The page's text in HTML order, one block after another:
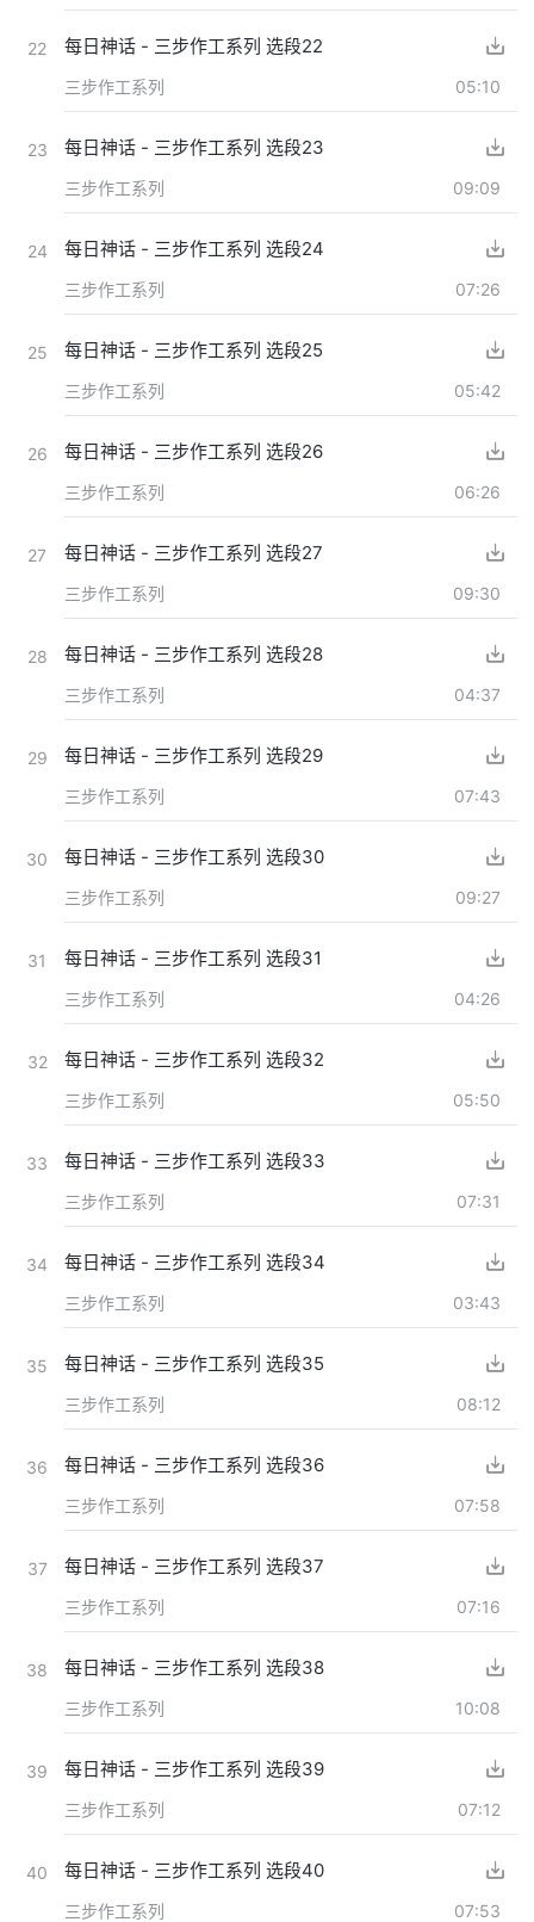
22 每日神话 - 三步作工系列 选段22
三步作工系列 05:10
23 每日神话 - 三步作工系列 选段23
三步作工系列 09:09
24 每日神话 - 三步作工系列 选段24
三步作工系列 07:26
25 每日神话 - 三步作工系列 选段25
三步作工系列 05:42
26 每日神话 - 三步作工系列 选段26
三步作工系列 06:26
27 每日神话 - 三步作工系列 选段27
三步作工系列 09:30
28 每日神话 - 三步作工系列 选段28
三步作工系列 04:37
29 每日神话 - 三步作工系列 选段29
三步作工系列 07:43
30 每日神话 - 三步作工系列 选段30
三步作工系列 09:27
31 每日神话 - 三步作工系列 选段31
三步作工系列 04:26
32 每日神话 - 三步作工系列 选段32
三步作工系列 05:50
33 每日神话 - 三步作工系列 选段33
三步作工系列 07:31
34 每日神话 - 三步作工系列 选段34
三步作工系列 03:43
35 每日神话 - 三步作工系列 选段35
三步作工系列 08:12
36 每日神话 - 三步作工系列 选段36
三步作工系列 07:58
37 每日神话 - 三步作工系列 选段37
三步作工系列 07:16
38 每日神话 - 三步作工系列 选段38
三步作工系列 10:08
39 每日神话 - 三步作工系列 选段39
三步作工系列 07:12
40 每日神话 - 三步作工系列 选段40
三步作工系列 07:53